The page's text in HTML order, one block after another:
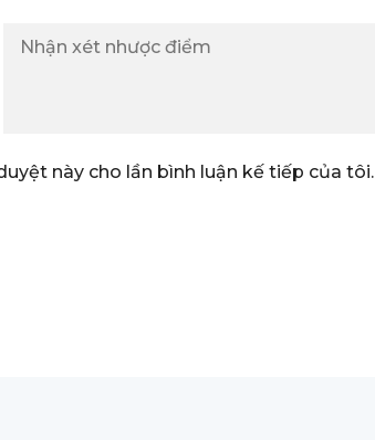
này cho lần bình luận kế tiếp của tôi.